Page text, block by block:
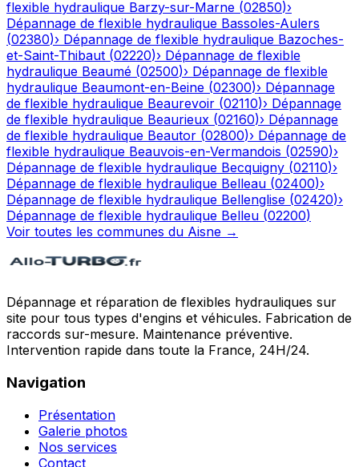
flexible hydraulique Barzy-sur-Marne (02850)›
Dépannage de flexible hydraulique Bassoles-Aulers
(02380)› Dépannage de flexible hydraulique Bazoches-
et-Saint-Thibaut (02220)› Dépannage de flexible
hydraulique Beaumé (02500)› Dépannage de flexible
hydraulique Beaumont-en-Beine (02300)› Dépannage
de flexible hydraulique Beaurevoir (02110)› Dépannage
de flexible hydraulique Beaurieux (02160)› Dépannage
de flexible hydraulique Beautor (02800)› Dépannage de
flexible hydraulique Beauvois-en-Vermandois (02590)›
Dépannage de flexible hydraulique Becquigny (02110)›
Dépannage de flexible hydraulique Belleau (02400)›
Dépannage de flexible hydraulique Bellenglise (02420)›
Dépannage de flexible hydraulique Belleu (02200)
Voir toutes les communes du Aisne →
Dépannage et réparation de flexibles hydrauliques sur
site pour tous types d'engins et véhicules. Fabrication de
raccords sur-mesure. Maintenance préventive.
Intervention rapide dans toute la France, 24H/24.
Navigation
Présentation
Galerie photos
Nos services
Contact